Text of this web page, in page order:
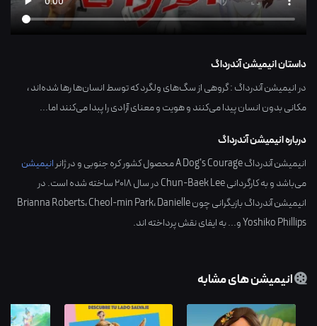
داستان انیمیشن آندرداگ
در انیمیشن آندرداگ : گروهی از سگ‌های ولگرد که توسط انسان‌ها رها شده‌اند ،
مکانی بدون انسان پیدا می‌کنند و هویت و معنای آزادی را پبدا می‌کنند اما...
درباره انیمیشن آندرداگ
انیمیشن آندرداگ A Dog's Courage محصول کشور کره جنوبیو در ژانرانیمیشن
می‌باشد و به کارگردانیChun-Baek Leeدر سال2018ساخته شده است. در
انیمیشن آندرداگ بازیگرانی چون
Brianna Roberts،Cheol-min Park،Danielle
Yoshiko Phillipsو... به ایفای نقش پرداخته اند.
انیمیشن های مشابه